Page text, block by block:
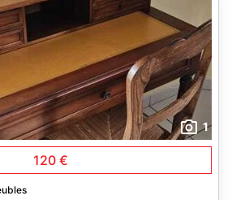
1
120 €